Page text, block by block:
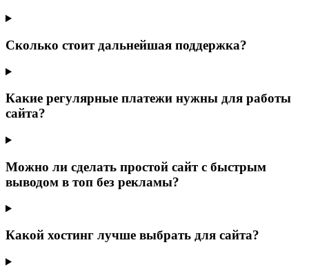
Сколько стоит дальнейшая поддержка?
Какие регулярные платежи нужны для работы
сайта?
Можно ли сделать простой сайт с быстрым
выводом в топ без рекламы?
Какой хостинг лучше выбрать для сайта?